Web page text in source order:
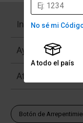
No sé mi
A todo el país
Institucional
Ayuda
Atención al
Botón de